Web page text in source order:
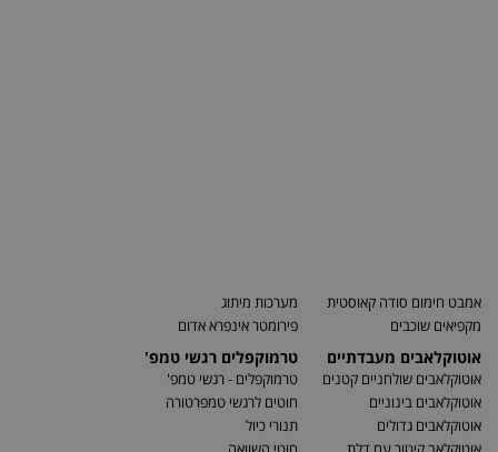
אמבט חימום סודה קאוסטית
מקפיאים שוכבים
אוטוקלאבים מעבדתיים
אוטוקלאבים שולחניים קטנים
אוטוקלאבים בינוניים
אוטוקלאבים גדולים
מערכות מיתוג
פירומטר אינפרא אדום
טרמוקפלים רגשי טמפ'
טרמוקפלים - רגשי טמפ'
חוטים לרגשי טמפרטורה
תנורי כיול